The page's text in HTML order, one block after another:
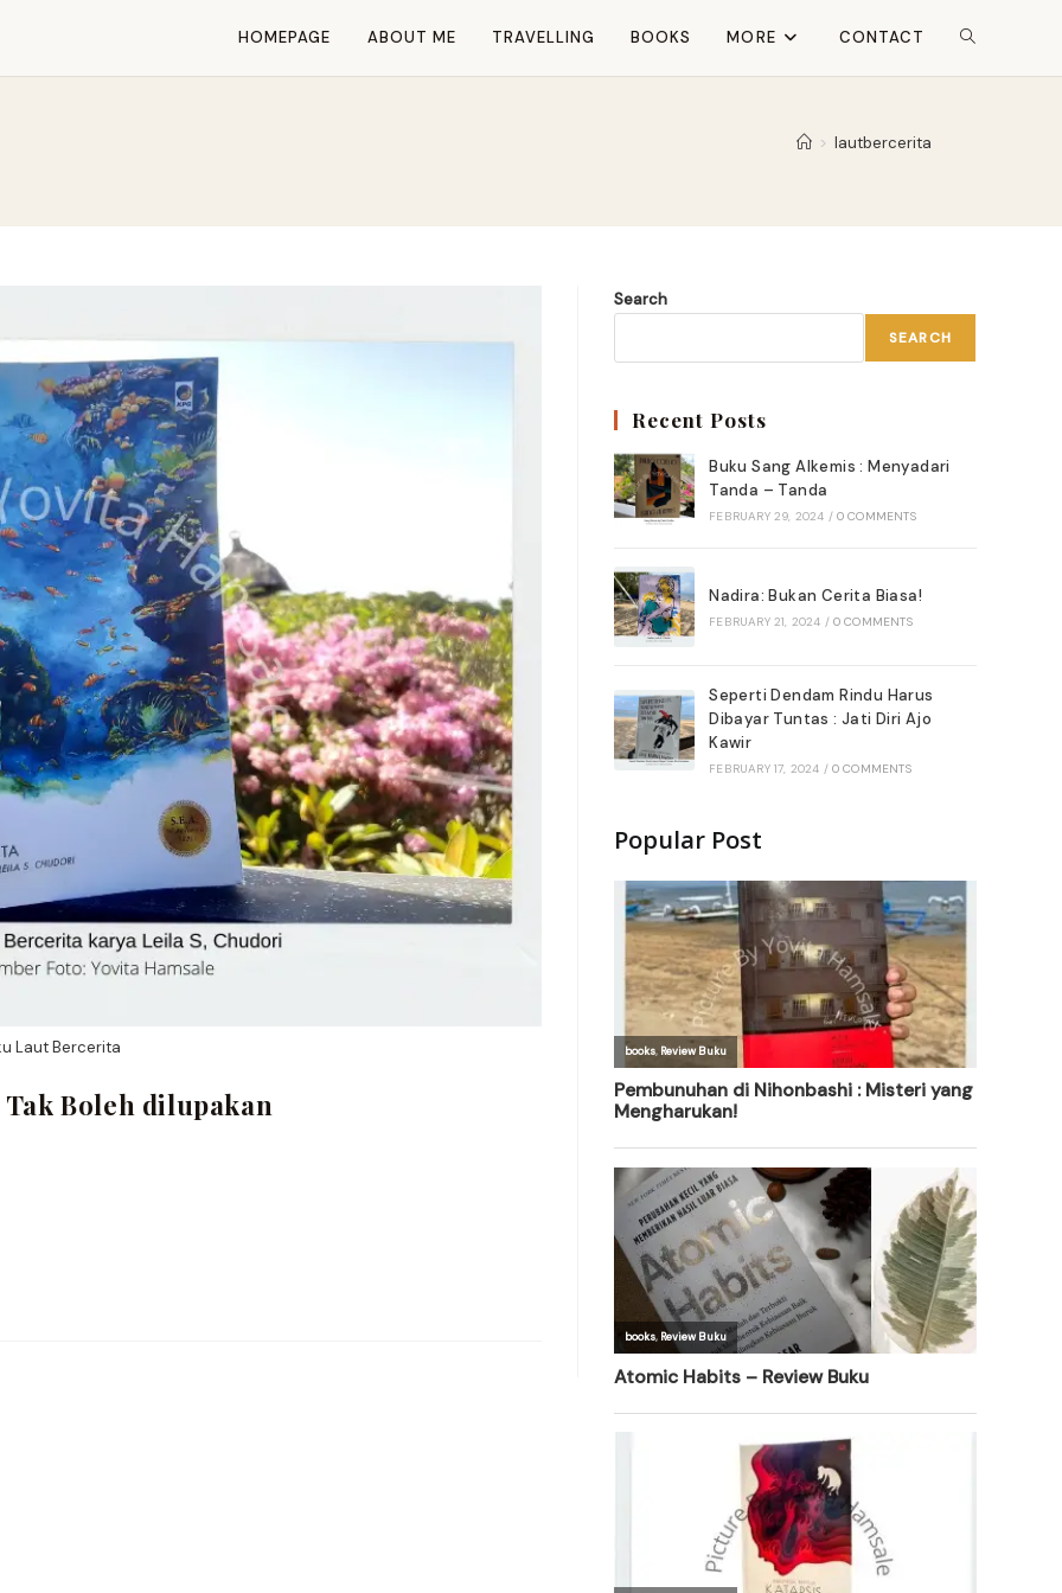
HOMEPAGE ABOUT ME TRAVELLING BOOKS MORE CONTACT TOGGLE
> lautbercerita
Laut Bercerita
Boleh dilupakan
Search
SEARCH
Recent Posts
Buku Sang Alkemis : Menyadari
Tanda – Tanda
FEBRUARY 29, 2024 / 0 COMMENTS
Nadira: Bukan Cerita Biasa!
FEBRUARY 21, 2024 / 0 COMMENTS
Seperti Dendam Rindu Harus
Dibayar Tuntas : Jati Diri Ajo
Kawir
FEBRUARY 17, 2024 / 0 COMMENTS
Popular Post